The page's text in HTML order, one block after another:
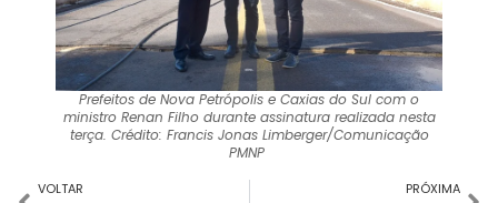
Prefeitos de Nova Petrópolis e Caxias do Sul com o
ministro Renan Filho durante assinatura realizada nesta
terça. Crédito: Francis Jonas Limberger/Comunicação
PMNP
VOLTAR PRÓXIMA